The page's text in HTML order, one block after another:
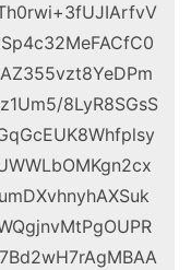
8LyR8SGsS